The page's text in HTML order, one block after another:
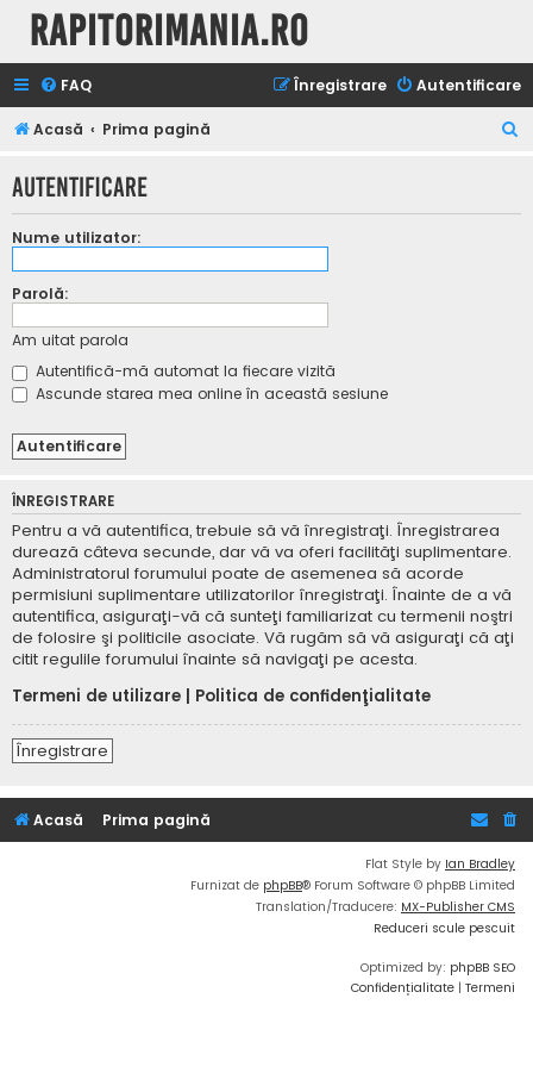
Rapitorimania.ro
FAQ Autentificare
Înregistrare
Acasă Prima pagină
t
Autentificare
Nume utilizator:
Parolă:
Am uitat parola
Autentifică-mă automat la fiecare vizită
Ascunde starea mea online în această sesiune
ÎNREGISTRARE
Pentru a vă autentifica, trebuie să vă înregistraţi. Înregistrarea
durează câteva secunde, dar vă va oferi facilităţi suplimentare.
Administratorul forumului poate de asemenea să acorde
permisiuni suplimentare utilizatorilor înregistraţi. Înainte de a vă
autentifica, asiguraţi-vă că sunteţi familiarizat cu termenii noştri
de folosire şi politicile asociate. Vă rugăm să vă asiguraţi că aţi
citit regulile forumului înainte să navigaţi pe acesta.
Termeni de utilizare
Politica de confidenţialitate
Înregistrare
Acasă Prima pagină
Flat Style by Ian Bradley
Furnizat de phpBB® Forum Software © phpBB Limited
Translation/Traducere: MX-Publisher CMS
Reduceri scule pescuit
Optimized by: phpBB SEO
Confidențialitate | Termeni